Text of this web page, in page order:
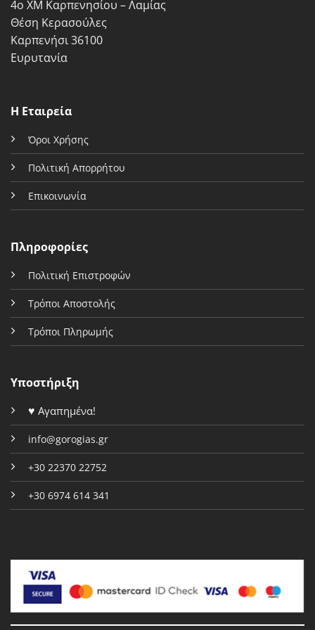
προϊόντος
4ο ΧΜ Καρπενησίου – Λαμίας
Θέση Κερασούλες
Καρπενήσι 36100
Ευρυτανία
Η Εταιρεία
Όροι Χρήσης
Πολιτική Απορρήτου
Επικοινωνία
Πληροφορίες
Πολιτική Επιστροφών
Τρόποι Αποστολής
Τρόποι Πληρωμής
Υποστήριξη
♥ Αγαπημένα!
info@gorogias.gr
+30 22370 22752
+30 6974 614 341